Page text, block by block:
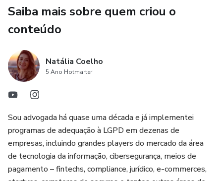
Saiba mais sobre quem criou o
conteúdo
Natália Coelho
5 Ano Hotmarter
Sou advogada há quase uma década e já implementei
programas de adequação à LGPD em dezenas de
empresas, incluindo grandes players do mercado da área
de tecnologia da informação, cibersegurança, meios de
pagamento – fintechs, compliance, jurídico, e-commerces,